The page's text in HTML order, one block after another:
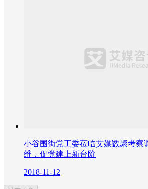
小谷围街党工委莅临艾媒数聚考察
维，促党建上新台阶
2018-11-12